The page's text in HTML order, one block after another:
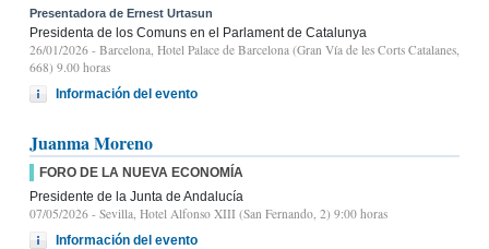
Presentadora de Ernest Urtasun
Presidenta de los Comuns en el Parlament de Catalunya
26/01/2026 - Barcelona, Hotel Palace de Barcelona (Gran Vía de les Corts Catalanes,
668) 9.00 horas
Información del evento
Juanma Moreno
FORO DE LA NUEVA ECONOMÍA
Presidente de la Junta de Andalucía
07/05/2026 - Sevilla, Hotel Alfonso XIII (San Fernando, 2) 9:00 horas
Información del evento